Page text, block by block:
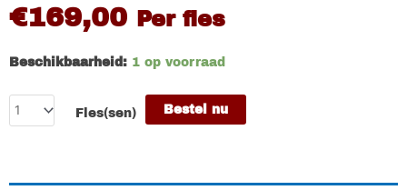
€169,00 Per fles
Beschikbaarheid: 1 op voorraad
Fles(sen) Bestel nu